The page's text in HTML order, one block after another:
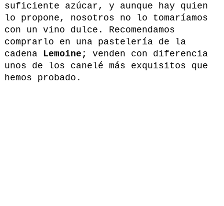
suficiente azúcar, y aunque hay quien
lo propone, nosotros no lo tomaríamos
con un vino dulce. Recomendamos
comprarlo en una pastelería de la
cadena Lemoine;
venden con diferencia
unos de los canelé más exquisitos que
hemos probado.